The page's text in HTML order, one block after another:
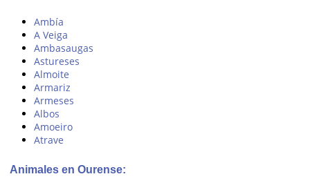
Ambía
A Veiga
Ambasaugas
Astureses
Almoite
Armariz
Armeses
Albos
Amoeiro
Atrave
Animales en Ourense: